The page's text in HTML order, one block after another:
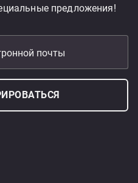
предложения!
почты